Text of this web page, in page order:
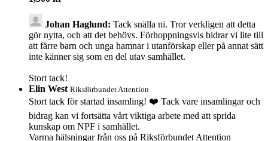
Johan Haglund: Tack snälla ni. Tror verkligen att detta
gör nytta, och att det behövs. Förhoppningsvis bidrar vi lite till
att färre barn och unga hamnar i utanförskap eller på annat sätt
inte känner sig som en del utav samhället.
Stort tack!
Elin West Riksförbundet Attention
Stort tack för startad insamling! ❤️ Tack vare insamlingar och
bidrag kan vi fortsätta vårt viktiga arbete med att sprida
kunskap om NPF i samhället.
Varma hälsningar från oss på Riksförbundet Attention